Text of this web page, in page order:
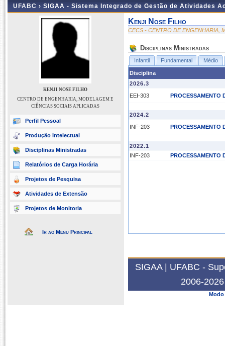
UFABC › SIGAA - Sistema Integrado de Gestão de Atividades
KENJI NOSE FILHO
CENTRO DE ENGENHARIA, MODELAGEM E
CIÊNCIAS SOCIAIS APLICADAS
Perfil Pessoal
Produção Intelectual
Disciplinas Ministradas
Relatórios de Carga Horária
Projetos de Pesquisa
Atividades de Extensão
Projetos de Monitoria
Ir ao Menu Principal
Kenji Nose Filho
CECS - CENTRO DE ENGENHARIA,
Disciplinas Ministradas
Infantil Fundamental Médio
Disciplina
2026.3
EEI-303
PROCESSAMENTO
2024.2
INF-203
PROCESSAMENTO
2022.1
INF-203
PROCESSAMENTO
SIGAA | UFABC -
2006-
Modo